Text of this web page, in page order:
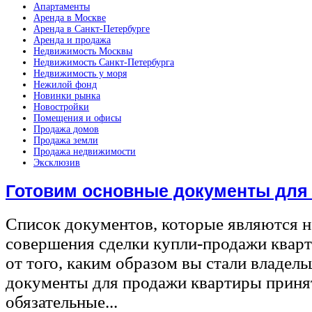
Апартаменты
Аренда в Москве
Аренда в Санкт-Петербурге
Аренда и продажа
Недвижимость Москвы
Недвижимость Санкт-Петербурга
Недвижимость у моря
Нежилой фонд
Новинки рынка
Новостройки
Помещения и офисы
Продажа домов
Продажа земли
Продажа недвижимости
Эксклюзив
Готовим основные документы
Список документов, которые являются
совершения сделки купли-продажи
от того, каким образом вы стали
документы для продажи квартиры
обязательные...